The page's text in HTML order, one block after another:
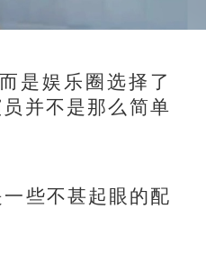
是娱乐圈选择了
并不是那么简单
些不甚起眼的配